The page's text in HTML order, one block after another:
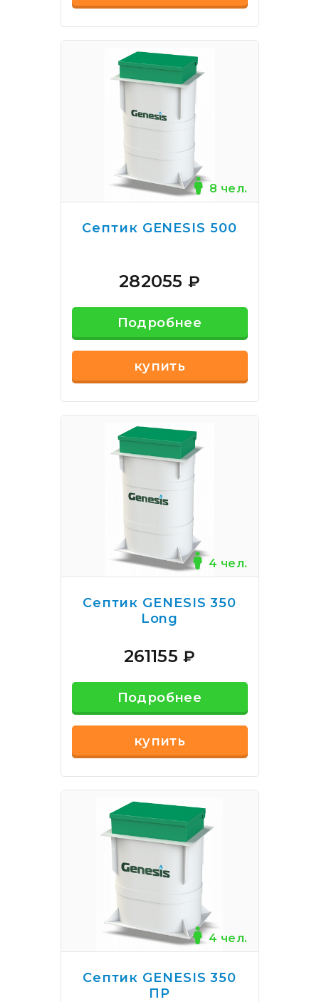
8 чел.
Септик GENESIS 500
282055 ₽
Подробнее
купить
4 чел.
Септик GENESIS 350
Long
261155₽
Подробнее
купить
4 чел.
Септик GENESIS 350
ПР